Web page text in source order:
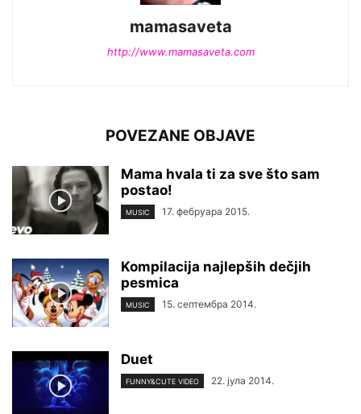
mamasaveta
http://www.mamasaveta.com
POVEZANE OBJAVE
Mama hvala ti za sve što sam
postao!
MUSIC 17. фебруара 2015.
Kompilacija najlepših dečjih
pesmica
MUSIC 15. септембра 2014.
Duet
FUNNY&CUTE VIDEO 22. јула 2014.